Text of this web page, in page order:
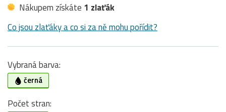
Nákupem získáte 1 zlaťák
Co jsou zlaťáky a co si za ně mohu pořídit?
Vybraná barva:
černá
Počet stran: